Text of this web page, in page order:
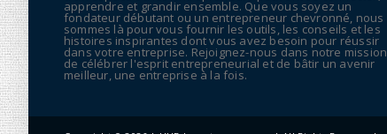
apprendre et grandir ensemble. Que vous soyez un
fondateur débutant ou un entrepreneur chevronné, nous
sommes là pour vous fournir les outils, les conseils et les
histoires inspirantes dont vous avez besoin pour réussir
dans votre entreprise. Rejoignez-nous dans notre mission
de célébrer l'esprit entrepreneurial et de bâtir un avenir
meilleur, une entreprise à la fois.